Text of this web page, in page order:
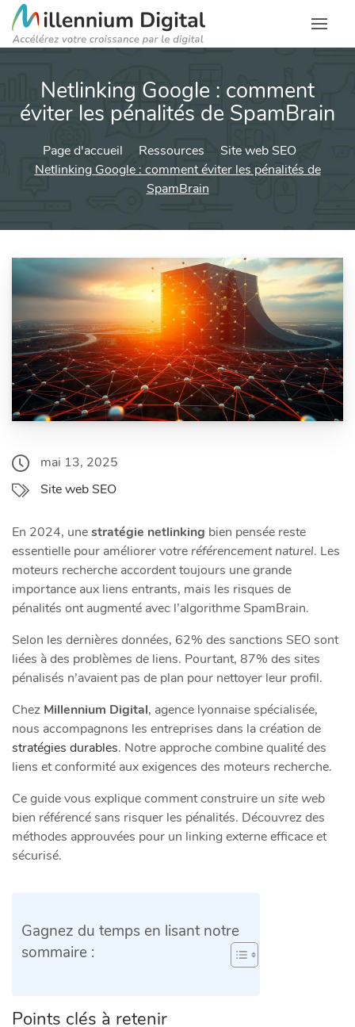
Netlinking Google : comment
éviter les pénalités de SpamBrain
Page d'accueil Ressources
Site web SEO
Netlinking Google : comment éviter les pénalités de
SpamBrain
mai 13, 2025
Site web SEO
En 2024, unestratégie netlinking bien pensée reste
essentielle pour améliorer votre référencement naturel. Les
moteurs recherche accordent toujours une grande
importance aux liens entrants, mais les risques de
pénalités ont augmenté avec l’algorithme SpamBrain.
Selon les dernières données, 62% des sanctions SEO sont
liées à des problèmes de liens. Pourtant, 87% des sites
pénalisés n’avaient pas de plan pour nettoyer leur profil.
Chez Millennium Digital, agence lyonnaise spécialisée,
nous accompagnons les entreprises dans la création de
stratégies durables. Notre approche combine qualité des
liens et conformité aux exigences des moteurs recherche.
Ce guide vous explique comment construire un site web
bien référencé sans risquer les pénalités. Découvrez des
méthodes approuvées pour un linking externe efficace et
sécurisé.
Gagnez du temps en lisant notre
sommaire :
Points clés à retenir